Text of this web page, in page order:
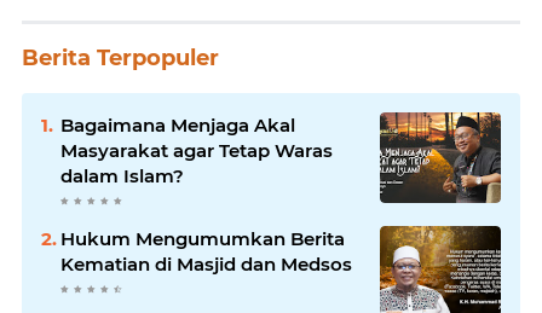
Berita Terpopuler
Bagaimana Menjaga Akal
Masyarakat agar Tetap Waras
dalam Islam?
Hukum Mengumumkan Berita
Kematian di Masjid dan Medsos